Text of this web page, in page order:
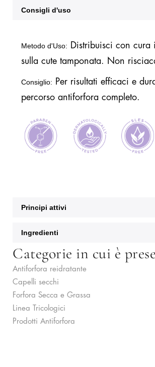
Consigli d'uso
Metodo d'Uso:
Distribuisci con cura
sulla cute tamponata. Non
Consiglio: Per risultati efficaci e
percorso antiforfora completo.
Principi attivi
Ingredienti
Categorie in cui è
Antiforfora reidratante
Capelli secchi
Forfora Secca e Grassa
Linea Tricologici
Prodotti Antiforfora